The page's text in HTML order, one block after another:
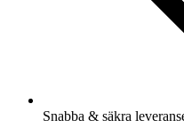
Snabba & säkra